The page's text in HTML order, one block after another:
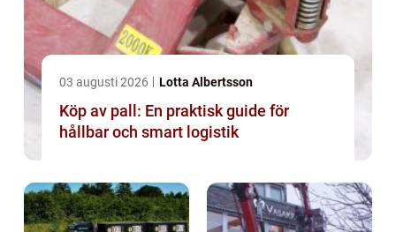
03 augusti 2026 Lotta Albertsson
Köp av pall: En praktisk guide för
hållbar och smart logistik